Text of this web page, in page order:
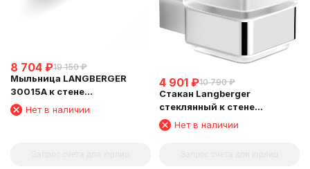
8 704 ₽19 150 ₽
Мыльница LANGBERGER
30015A к стене
хромированная (L&C)
Нет в наличии
4 901 ₽10 790 ₽
Стакан Langberger
стеклянный к стене
квадратный 11311A
Нет в наличии